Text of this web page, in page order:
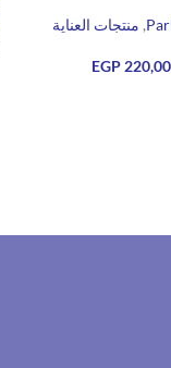
, منتجات العناية
EGP220,00